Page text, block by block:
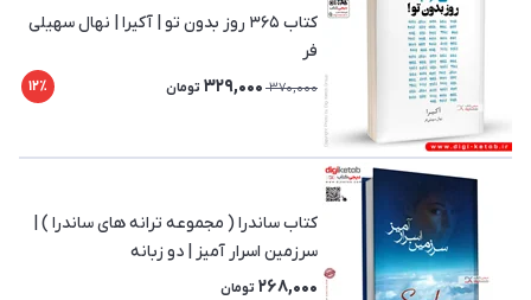
کتاب ۳۶۵ روز بدون تو | آکیرا | نهال سهیلی
فر
370,000
329,000 تومان 12٪
کتاب ساندرا ( مجموعه ترانه های ساندرا ) |
سرزمین اسرار آمیز | دو زبانه
268,000 تومان